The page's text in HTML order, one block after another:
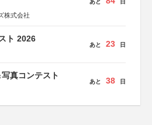
株式会社
あと 日
ト 2026
あと 23 日
真コンテスト
あと 38 日